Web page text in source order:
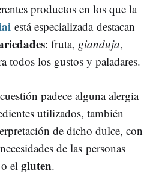
productos en los que la
está especializada destacan
: fruta, gianduja,
todos los gustos y paladares.
padece alguna alergia
utilizados, también
de dicho dulce, con
de las personas
o el gluten.